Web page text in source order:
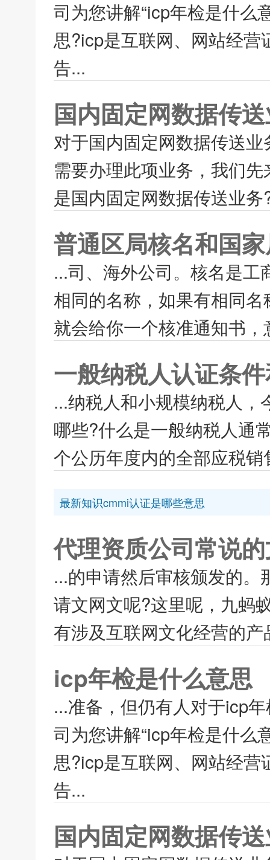
司为您讲解“icp年检是什么
思?icp是互联网、网站经
告...
国内固定网数据传
对于国内固定网数据传送
需要办理此项业务，我们
是国内固定网数据传送业
普通区局核名和国
...司、海外公司。核名是
相同的名称，如果有相同
就会给你一个核准通知书
一般纳税人认证条
...纳税人和小规模纳税人
哪些?什么是一般纳税人通
个公历年度内的全部应税
最新知识cmmi认证是哪些意思
代理资质公司常说
...的申请然后审核颁发的
请文网文呢?这里呢，九蚂
有涉及互联网文化经营的
icp年检是什么意思
...准备，但仍有人对于icp
司为您讲解“icp年检是什么
思?icp是互联网、网站经
告...
国内固定网数据传